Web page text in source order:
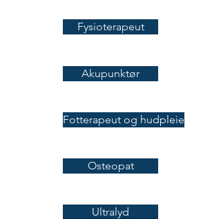
Fysioterapeut
Akupunktør
Fotterapeut og hudpleie
Osteopat
Ultralyd